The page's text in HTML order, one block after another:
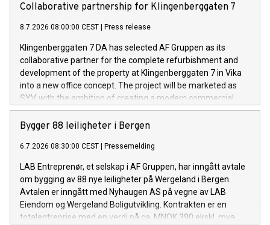
Collaborative partnership for Klingenberggaten 7
8.7.2026 08:00:00 CEST | Press release
Klingenberggaten 7 DA has selected AF Gruppen as its
collaborative partner for the complete refurbishment and
development of the property at Klingenberggaten 7 in Vika
into a new office concept. The project will be marketed as
SYV, with the ambition of creating a modern commercial
building with exceptionally high standards for quality,
flexibility and sustainability.
Bygger 88 leiligheter i Bergen
6.7.2026 08:30:00 CEST | Pressemelding
LAB Entreprenør, et selskap i AF Gruppen, har inngått avtale
om bygging av 88 nye leiligheter på Wergeland i Bergen.
Avtalen er inngått med Nyhaugen AS på vegne av LAB
Eiendom og Wergeland Boligutvikling. Kontrakten er en
totalentreprise med en verdi på ca. MNOK 390 ekskl. mva.